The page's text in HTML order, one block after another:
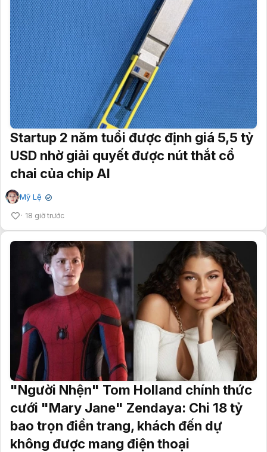
Startup 2 năm tuổi được định giá 5,5 tỷ
USD nhờ giải quyết được nút thắt cổ
chai của chip AI
Mỹ Lệ ✔
18 giờ trước
"Người Nhện" Tom Holland chính thức
cưới "Mary Jane" Zendaya: Chi 18 tỷ
bao trọn điền trang, khách đến dự
không được mang điện thoại